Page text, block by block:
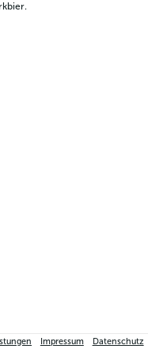
Impressum Datenschutz